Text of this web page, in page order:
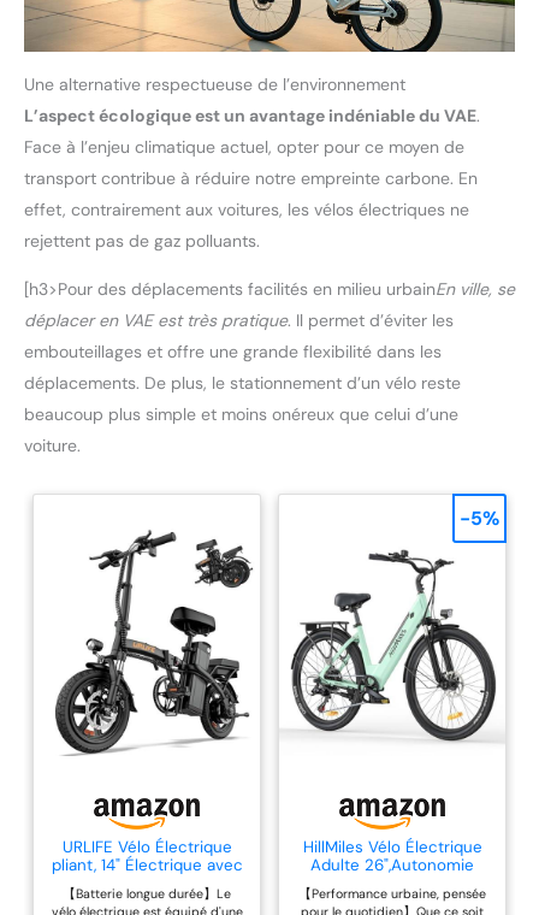
Une alternative respectueuse de l’environnement
L’aspect écologique est un avantage indéniable du VAE.
Face à l’enjeu climatique actuel, opter pour ce moyen de
transport contribue à réduire notre empreinte carbone. En
effet, contrairement aux voitures, les vélos électriques ne
rejettent pas de gaz polluants.
[h3>Pour des déplacements facilités en milieu urbainEn ville, se
déplacer en VAE est très pratique. Il permet d’éviter les
embouteillages et offre une grande flexibilité dans les
déplacements. De plus, le stationnement d’un vélo reste
beaucoup plus simple et moins onéreux que celui d’une
voiture.
URLIFE Vélo Électrique
pliant, 14" Électrique avec
Batterie au Lithium
Amovible 48V7.5Ah, Vélo
【Batterie longue durée】Le
vélo électrique est équipé d'une
HillMiles Vélo Électrique
Adulte 26",Autonomie
【Performance urbaine, pensée
pour le quotidien】Que ce soit
-5%